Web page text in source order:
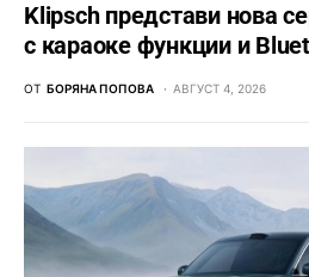
Klipsch представи нова
с караоке функции и
ОТ БОРЯНА ПОПОВА АВГУСТ 4, 2026